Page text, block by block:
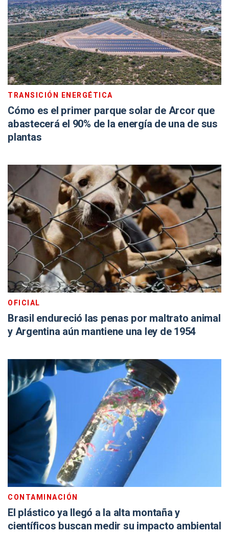
TRANSICIÓN ENERGÉTICA
Cómo es el primer parque solar de Arcor que
abastecerá el 90% de la energía de una de sus
plantas
OFICIAL
Brasil endureció las penas por maltrato animal
y Argentina aún mantiene una ley de 1954
CONTAMINACIÓN
El plástico ya llegó a la alta montaña y
científicos buscan medir su impacto ambiental